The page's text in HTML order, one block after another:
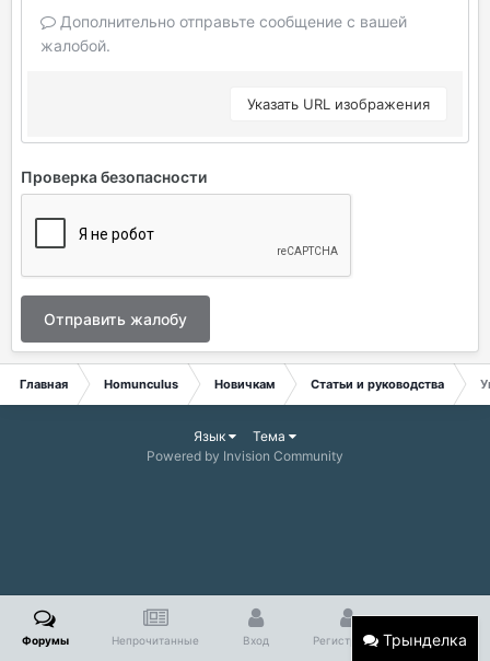
Дополнительно отправьте сообщение с вашей
жалобой.
Указать URL изображения
Проверка безопасности
Отправить жалобу
Главная Homunculus Новичкам Статьи и руководства
Трынделка
Язык
Тема
Powered by Invision Community
Форумы Непрочитанные Вход Регистрация Больше